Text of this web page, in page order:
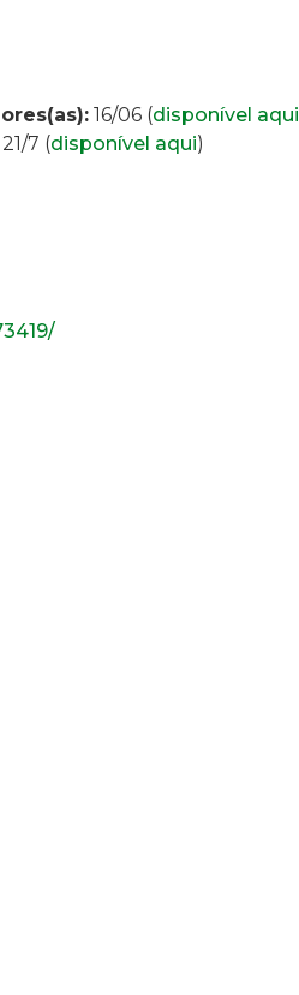
16/06 (disponível aqui
7 (disponível aqui)